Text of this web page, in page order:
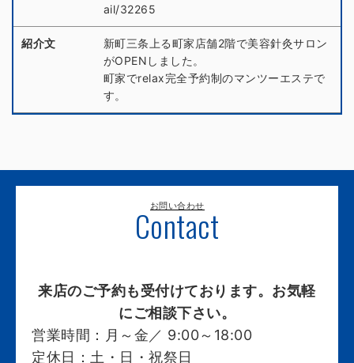
ail/32265
紹介文
新町三条上る町家店舗2階で美容針灸サロン
がOPENしました。
町家でrelax完全予約制のマンツーエステで
す。
お問い合わせ
Contact
来店のご予約も受付けております。お気軽
にご相談下さい。
営業時間： 月～金／ 9:00～18:00
定休日： 土・日・祝祭日